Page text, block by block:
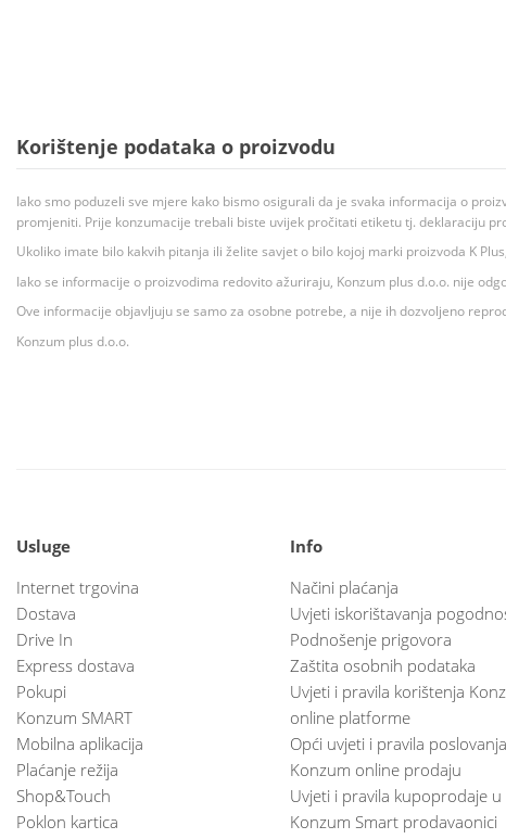
Korištenje podataka o proizvodu
Iako smo poduzeli sve mjere kako bismo osigurali da je svaka informacija o
promjeniti. Prije konzumacije trebali biste uvijek pročitati etiketu tj. deklaraciju
Ukoliko imate bilo kakvih pitanja ili želite savjet o bilo kojoj marki proizvoda K
Iako se informacije o proizvodima redovito ažuriraju, Konzum plus d.o.o. nije
Ove informacije objavljuju se samo za osobne potrebe, a nije ih dozvoljeno
Konzum plus d.o.o.
Usluge
Internet trgovina
Dostava
Drive In
Express dostava
Pokupi
Konzum SMART
Mobilna aplikacija
Plaćanje režija
Shop&Touch
Poklon kartica
Info
Načini plaćanja
Uvjeti iskorištavanja
Podnošenje prigovora
Zaštita osobnih podataka
Uvjeti i pravila korištenja
online platforme
Opći uvjeti i pravila
Konzum online prodaju
Uvjeti i pravila kupoprodaje u
Konzum Smart prodavaonici